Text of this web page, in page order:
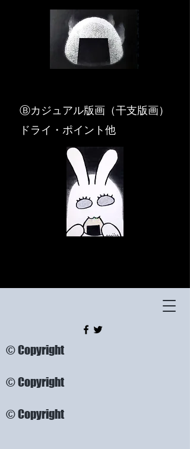
​Ⓑカジュアル版画（干支版画）
ドライ・ポイント他
© Copyright
© Copyright
© Copyright